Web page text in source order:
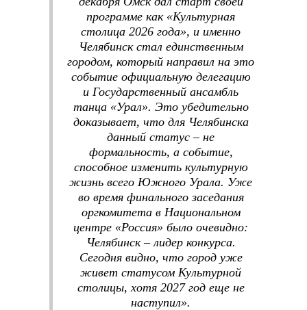
программе как «Культурная
столица 2026 года», и именно
Челябинск стал единственным
городом, который направил на это
событие официальную делегацию
и Государственный ансамбль
танца «Урал». Это убедительно
доказывает, что для Челябинска
данный статус – не
формальность, а событие,
способное изменить культурную
жизнь всего Южного Урала. Уже
во время финального заседания
оргкомитета в Национальном
центре «Россия» было очевидно:
Челябинск – лидер конкурса.
Сегодня видно, что город уже
живет статусом Культурной
столицы, хотя 2027 год еще не
наступил».